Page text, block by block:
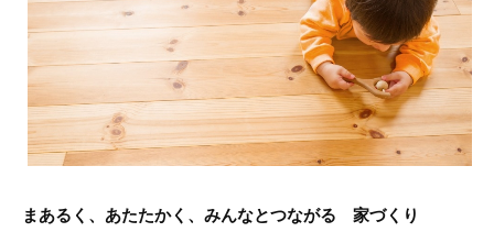
まあるく、あたたかく、みんなとつながる 家づくり